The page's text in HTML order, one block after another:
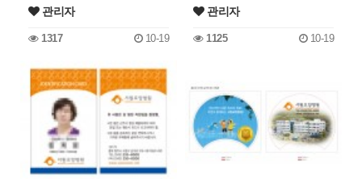
관리자
1317 10-19
관리자
1125 10-19